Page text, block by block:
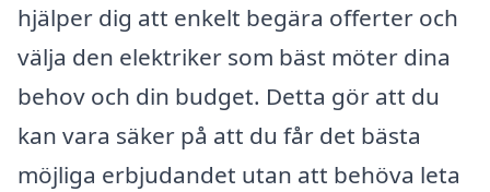
hjälper dig att enkelt begära offerter och
välja den elektriker som bäst möter dina
behov och din budget. Detta gör att du
kan vara säker på att du får det bästa
möjliga erbjudandet utan att behöva leta